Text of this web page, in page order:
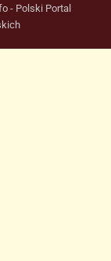
- Polski Portal